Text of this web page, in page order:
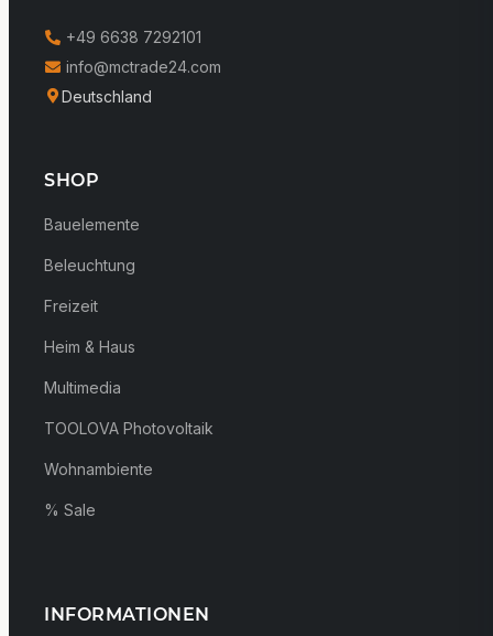
+49 6638 7292101
info@mctrade24.com
Deutschland
SHOP
Bauelemente
Beleuchtung
Freizeit
Heim & Haus
Multimedia
TOOLOVA Photovoltaik
Wohnambiente
% Sale
INFORMATIONEN